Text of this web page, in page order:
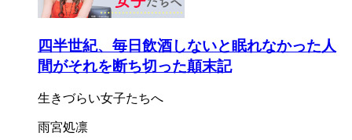
四半世紀、毎日飲酒しないと眠れなかった人
間がそれを断ち切った顛末記
生きづらい女子たちへ
雨宮処凛